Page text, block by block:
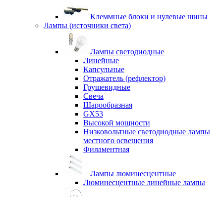
Клеммные блоки и нулевые шины
Лампы (источники света)
Лампы светодиодные
Линейные
Капсульные
Отражатель (рефлектор)
Грушевидные
Свеча
Шарообразная
GX53
Высокой мощности
Низковольтные светодиодные лампы
местного освещения
Филаментная
Лампы люминесцентные
Люминесцентные линейные лампы